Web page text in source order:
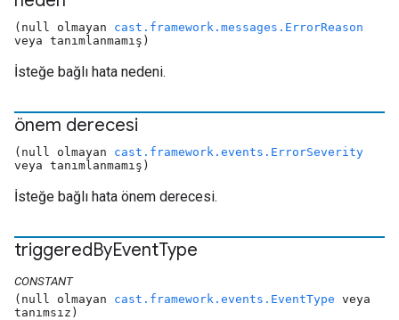
(null olmayan cast.framework.messages.ErrorReason
veya tanımlanmamış)
İsteğe bağlı hata nedeni.
önem derecesi
(null olmayan cast.framework.events.ErrorSeverity
veya tanımlanmamış)
İsteğe bağlı hata önem derecesi.
triggeredByEventType
CONSTANT
(null olmayan cast.framework.events.EventType veya
tanımsız)